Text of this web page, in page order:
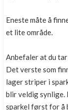
Eneste måte å
et lite område.
Anbefaler at du
Det verste som
lager striper i
blir veldig synlige.
sparkel først for å